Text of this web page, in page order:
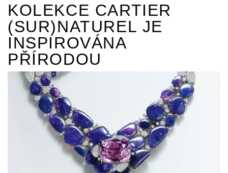
KOLEKCE CARTIER
(SUR)NATUREL JE
INSPIROVÁNA
PŘÍRODOU